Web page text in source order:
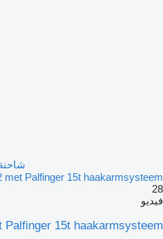
met Palfinger 15t haakarmsysteem
28
فيديو
Palfinger 15t haakarmsysteem